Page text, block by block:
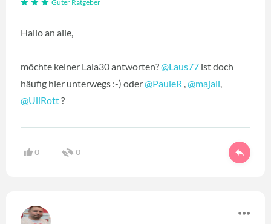
Guter Ratgeber
Hallo an alle,
möchte keiner Lala30 antworten?@Laus77 ‍ ist doch
häufig hier unterwegs :-) oder@PauleR ‍ ,@majali‍,
@UliRott‍ ?
0 0